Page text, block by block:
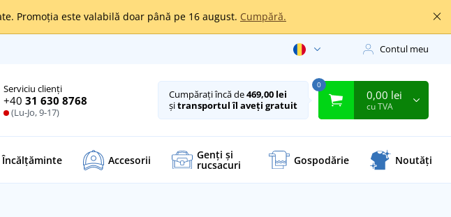
Promoția este valabilă doar până pe 16 august. Cumpără.
Contul meu
Serviciu clienți
+40 31 630 8768
(Lu-Jo, 9-17)
Cumpărați încă de469,00 lei
șitransportul îl aveți gratuit
0
0,00 lei
cu TVA
Încălţăminte Accesorii Genți și
rucsacuri Gospodărie Noutăți